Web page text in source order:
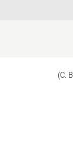
(C.